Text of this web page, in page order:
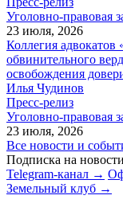
Уголовно-правовая
23 июля, 2026
Коллегия адвокатов
обвинительного
освобождения
Илья Чудинов
Пресс-релиз
Уголовно-правовая
23 июля, 2026
Все новости и
Подписка на новости
Telegram-канал →
Земельный клуб →